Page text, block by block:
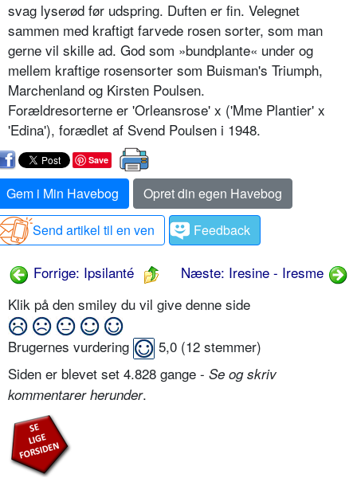
svag lyserød før udspring. Duften er fin. Velegnet
sammen med kraftigt farvede rosen sorter, som man
gerne vil skille ad. God som »bundplante« under og
mellem kraftige rosensorter som Buisman's Triumph,
Marchenland og Kirsten Poulsen.
Forældresorterne er 'Orleansrose' x ('Mme Plantier' x
'Edina'), forædlet af Svend Poulsen i 1948.
Save
Gem i Min Havebog
Opret din egen Havebog
Send artikel til en ven
Feedback
Forrige: Ipsilanté
Næste: Iresine - Iresme
Klik på den smiley du vil give denne side
Brugernes vurdering 5,0 (12 stemmer)
Siden er blevet set 4.828 gange - Se og skriv
kommentarer herunder.